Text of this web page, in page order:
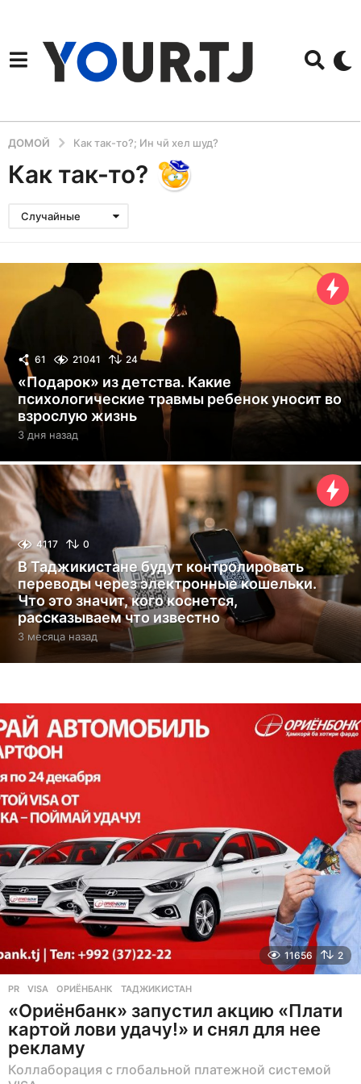
ДОМОЙ Как так-то?; Ин чӣ хел шуд?
Как так-то?
Случайные
61 21041 24
«Подарок» из детства. Какие
психологические травмы ребенок уносит во
взрослую жизнь
3 дня назад
н
я
н
а
а
4117 0
В Таджикистане будут контролировать
переводы через электронные кошельки.
Что это значит, кого коснется,
рассказываем что известно
3 месяца назад
м
е
а
з
11656 2
PR VISA ,ОРИЁНБАНК ,ТАДЖИКИСТАН
«Ориёнбанк» запустил акцию «Плати
картой лови удачу!» и снял для нее
рекламу
Коллаборация с глобальной платежной системой